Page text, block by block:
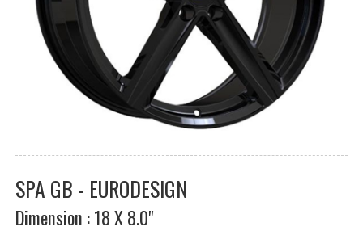
SPA GB - EURODESIGN
Dimension : 18 X 8.0"